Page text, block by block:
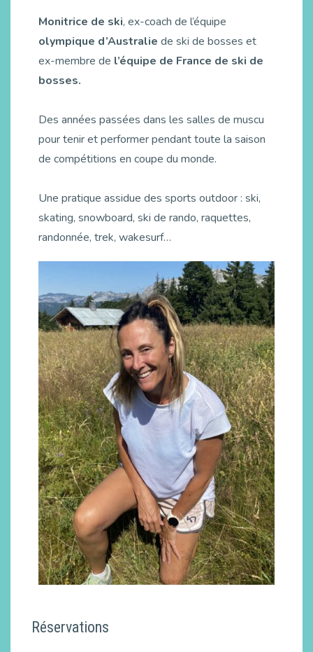
Monitrice de ski, ex-coach de l’équipe
olympique d’Australie de ski de bosses et
ex-membre de l’équipe de France de ski de
bosses.
Des années passées dans les salles de muscu
pour tenir et performer pendant toute la saison
de compétitions en coupe du monde.
Une pratique assidue des sports outdoor : ski,
skating, snowboard, ski de rando, raquettes,
randonnée, trek, wakesurf…
Réservations